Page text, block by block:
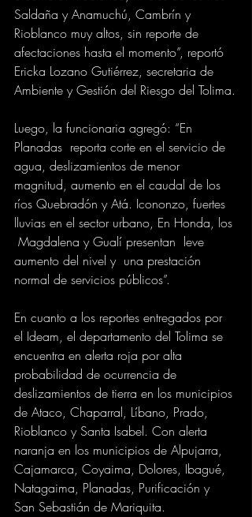
Saldaña y Anamuchú, Cambrín y
Rioblanco muy altos, sin reporte de
afectaciones hasta el momento”, reportó
Ericka Lozano Gutiérrez, secretaria de
Ambiente y Gestión del Riesgo del Tolima.
Luego, la funcionaria agregó: “En
Planadas  reporta corte en el servicio de
agua, deslizamientos de menor
magnitud, aumento en el caudal de los
ríos Quebradón y Atá. Icononzo, fuertes
lluvias en el sector urbano, En Honda, los
Magdalena y Gualí presentan  leve
aumento del nivel y  una prestación
normal de servicios públicos”.
En cuanto a los reportes entregados por
el Ideam, el departamento del Tolima se
encuentra en alerta roja por alta
probabilidad de ocurrencia de
deslizamientos de tierra en los municipios
de Ataco, Chaparral, Líbano, Prado,
Rioblanco y Santa Isabel. Con alerta
naranja en los municipios de Alpujarra,
Cajamarca, Coyaima, Dolores, Ibagué,
Natagaima, Planadas, Purificación y
San Sebastián de Mariquita.